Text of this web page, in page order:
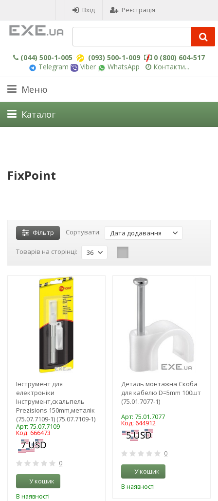
Вхід Реєстрація
(044) 500-1-005 (093) 500-1-009
0 (800) 604-517
Telegram
Viber WhatsApp Контакти...
Меню
Каталог
FixPoint
Фільтр Сортувати: Дата додавання
Товарів на сторінці: 36
Інструмент для
електроніки
Інструмент,скальпель
Prezisions 150mm,металік
(75.07.7109-1) (75.07.7109-1)
Арт: 75.07.7109
Код: 666473
0
У кошик
В наявності
Деталь монтажна Скоба
для кабелю D=5mm 100шт
(75.01.7077-1)
Арт: 75.01.7077
Код: 644912
0
У кошик
В наявності